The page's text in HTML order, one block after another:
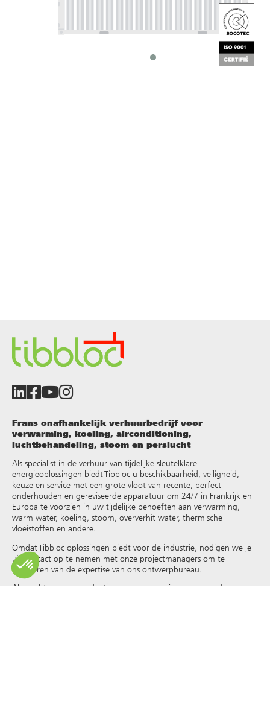
Frans onafhankelijk verhuurbedrijf voor
verwarming, koeling, airconditioning,
luchtbehandeling, stoom en perslucht
Als specialist in de verhuur van tijdelijke sleutelklare
energieoplossingen biedt Tibbloc u beschikbaarheid, veiligheid,
keuze en service met een grote vloot van recente, perfect
onderhouden en gereviseerde apparatuur om 24/7 in Frankrijk en
Europa te voorzien in uw tijdelijke behoeften aan verwarming,
warm water, koeling, stoom, oververhit water, thermische
vloeistoffen en andere
Omdat Tibbloc oplossingen biedt voor de industrie, nodigen we je
uit contact op te nemen met onze projectmanagers om te
profiteren van de expertise van ons ontwerpbureau.
Alle rechten op reproductie en weergave zijn voorbehouden en